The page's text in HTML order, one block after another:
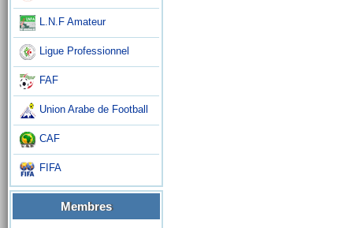
L.N.F Amateur
Ligue Professionnel
FAF
Union Arabe de Football
CAF
FIFA
Membres